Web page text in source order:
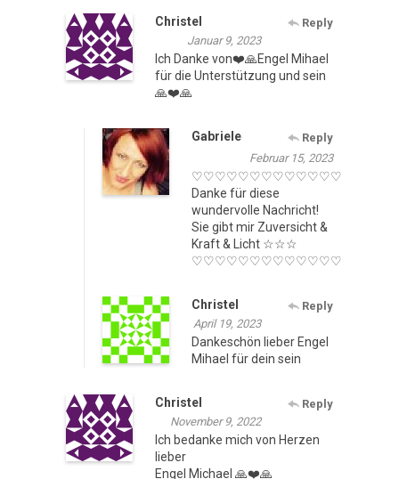
Christel
Reply
Januar 9, 2023
Ich Danke von❤️🙏Engel Mihael
für die Unterstützung und sein
🙏❤️🙏
Gabriele
Reply
Februar 15, 2023
♡♡♡♡♡♡♡♡♡♡♡♡♡
Danke für diese
wundervolle Nachricht!
Sie gibt mir Zuversicht &
Kraft & Licht ☆☆☆
♡♡♡♡♡♡♡♡♡♡♡♡♡
Christel
Reply
April 19, 2023
Dankeschön lieber Engel
Mihael für dein sein
Christel
Reply
November 9, 2022
Ich bedanke mich von Herzen
lieber
Engel Michael 🙏❤️🙏